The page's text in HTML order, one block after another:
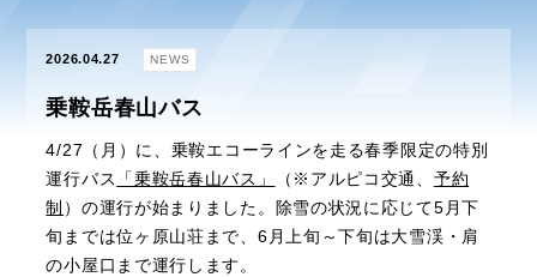
2026.04.27 NEWS
乗鞍岳春山バス
4/27（月）に、乗鞍エコーラインを走る春季限定の特別
運行バス
「乗鞍岳春山バス」 （※アルピコ交通、 予約
制 ）の運行が始まりました。除雪の状況に応じて5月下
旬までは位ヶ原山荘まで、6月上旬～下旬は大雪渓・肩
の小屋口まで運行します。